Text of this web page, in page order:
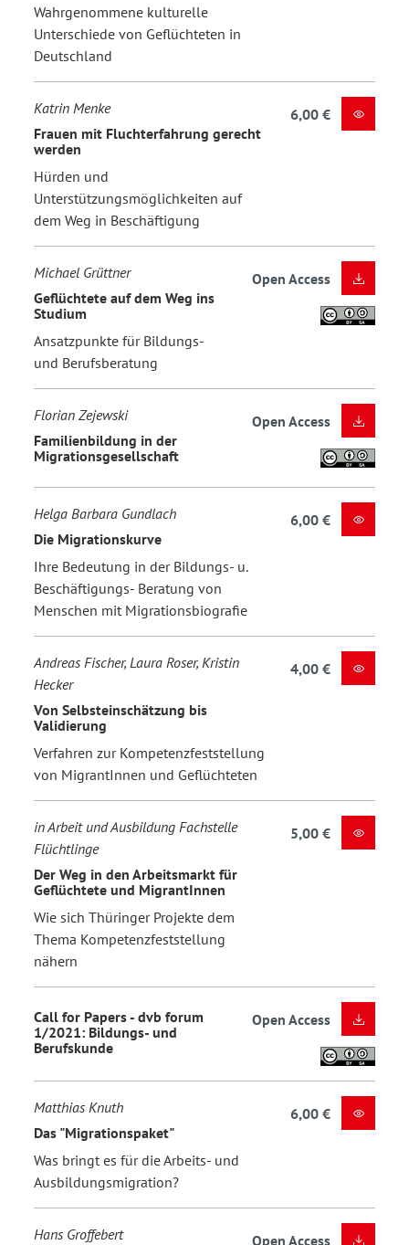
Wahrgenommene kulturelle
Unterschiede von Geflüchteten in
Deutschland
Katrin Menke
Frauen mit Fluchterfahrung gerecht
werden
Hürden und
Unterstützungsmöglichkeiten auf
dem Weg in Beschäftigung
6,00 €
Michael Grüttner
Geflüchtete auf dem Weg ins
Studium
Ansatzpunkte für Bildungs-
und Berufsberatung
Open Access
Florian Zejewski
Familienbildung in der
Migrationsgesellschaft
Open Access
Helga Barbara Gundlach
Die Migrationskurve
Ihre Bedeutung in der Bildungs- u.
Beschäftigungs- Beratung von
Menschen mit Migrationsbiografie
6,00 €
Andreas Fischer, Laura Roser, Kristin
Hecker
Von Selbsteinschätzung bis
Validierung
Verfahren zur Kompetenzfeststellung
von MigrantInnen und Geflüchteten
4,00 €
in Arbeit und Ausbildung Fachstelle
Flüchtlinge
Der Weg in den Arbeitsmarkt für
Geflüchtete und MigrantInnen
Wie sich Thüringer Projekte dem
Thema Kompetenzfeststellung
nähern
5,00 €
Call for Papers - dvb forum
1/2021: Bildungs- und
Berufskunde
Open Access
Matthias Knuth
Das "Migrationspaket"
Was bringt es für die Arbeits- und
Ausbildungsmigration?
6,00 €
Hans Groffebert Open Access